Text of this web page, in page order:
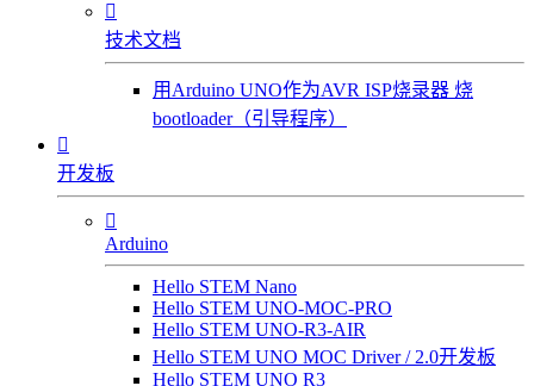

技术文档
用Arduino UNO作为AVR ISP烧录器 烧
bootloader（引导程序）

开发板

Arduino
Hello STEM Nano
Hello STEM UNO-MOC-PRO
Hello STEM UNO-R3-AIR
Hello STEM UNO MOC Driver / 2.0开发板
Hello STEM UNO R3